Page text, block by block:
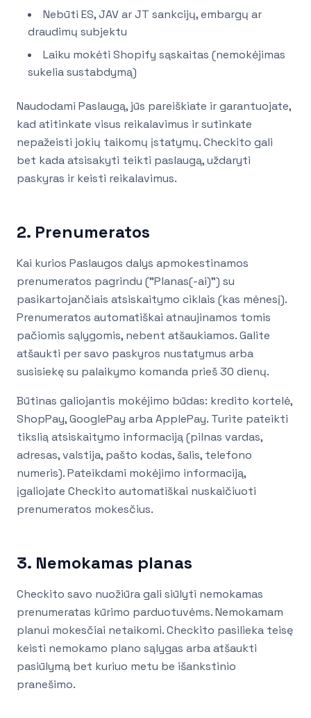
Nebūti ES, JAV ar JT sankcijų, embargų ar
draudimų subjektu
Laiku mokėti Shopify sąskaitas (nemokėjimas
sukelia sustabdymą)
Naudodami Paslaugą, jūs pareiškiate ir garantuojate,
kad atitinkate visus reikalavimus ir sutinkate
nepažeisti jokių taikomų įstatymų. Checkito gali
bet kada atsisakyti teikti paslaugą, uždaryti
paskyras ir keisti reikalavimus.
2. Prenumeratos
Kai kurios Paslaugos dalys apmokestinamos
prenumeratos pagrindu ("Planas(-ai)") su
pasikartojančiais atsiskaitymo ciklais (kas mėnesį).
Prenumeratos automatiškai atnaujinamos tomis
pačiomis sąlygomis, nebent atšaukiamos. Galite
atšaukti per savo paskyros nustatymus arba
susisiekę su palaikymo komanda prieš 30 dienų.
Būtinas galiojantis mokėjimo būdas: kredito kortelė,
ShopPay, GooglePay arba ApplePay. Turite pateikti
tikslią atsiskaitymo informaciją (pilnas vardas,
adresas, valstija, pašto kodas, šalis, telefono
numeris). Pateikdami mokėjimo informaciją,
įgaliojate Checkito automatiškai nuskaičiuoti
prenumeratos mokesčius.
3. Nemokamas planas
Checkito savo nuožiūra gali siūlyti nemokamas
prenumeratas kūrimo parduotuvėms. Nemokamam
planui mokesčiai netaikomi. Checkito pasilieka teisę
keisti nemokamo plano sąlygas arba atšaukti
pasiūlymą bet kuriuo metu be išankstinio
pranešimo.